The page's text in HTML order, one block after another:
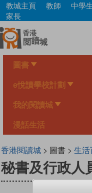
Skip
main
content
教城主頁 教師 中學
家長
圖書
e悅讀學校計劃
我的閱讀城
漫話生活
香港閱讀城> 圖書 > 生
秘書及行政人